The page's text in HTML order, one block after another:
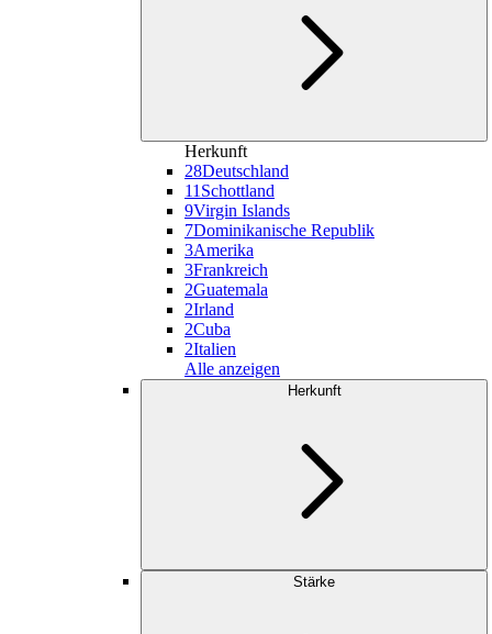
Herkunft
28Deutschland
11 Schottland
9Virgin Islands
7Dominikanische Republik
3Amerika
3Frankreich
2Guatemala
2Irland
2Cuba
2Italien
Alle anzeigen
Herkunft
Stärke